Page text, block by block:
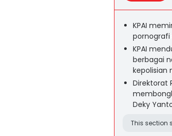
KPAI
pornografi
KPAI
berbagai
kepolisian
Direktorat
Deky
This section